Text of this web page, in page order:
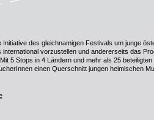
Initiative des gleichnamigen Festivals um junge
international vorzustellen und andererseits das
5 Stops in 4 Ländern und mehr als 25
einen Querschnitt jungen heimischen